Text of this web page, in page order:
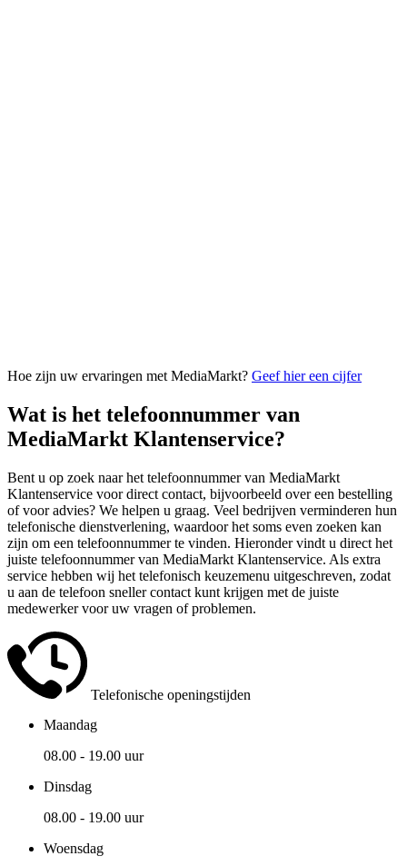
Hoe zijn uw ervaringen met MediaMarkt? Geef hier een cijfer
Wat is het telefoonnummer van
MediaMarkt Klantenservice?
Bent u op zoek naar het telefoonnummer van MediaMarkt
Klantenservice voor direct contact, bijvoorbeeld over een bestelling
of voor advies? We helpen u graag. Veel bedrijven verminderen hun
telefonische dienstverlening, waardoor het soms even zoeken kan
zijn om een telefoonnummer te vinden. Hieronder vindt u direct het
juiste telefoonnummer van MediaMarkt Klantenservice. Als extra
service hebben wij het telefonisch keuzemenu uitgeschreven, zodat
u aan de telefoon sneller contact kunt krijgen met de juiste
medewerker voor uw vragen of problemen.
Telefonische openingstijden
Maandag
08.00 - 19.00 uur
Dinsdag
08.00 - 19.00 uur
Woensdag